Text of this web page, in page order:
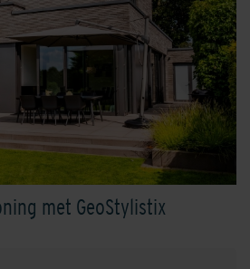
Shaded Brown/Black
met GeoStylistix